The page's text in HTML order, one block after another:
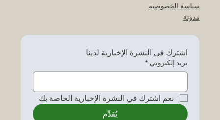
سياسة الخصوصية
مدونة
اشترك في النشرة الإخبارية لدينا
بريد إلكتروني *
نعم اشترك في النشرة الإخبارية الخاصة بك.
يُقدِّم